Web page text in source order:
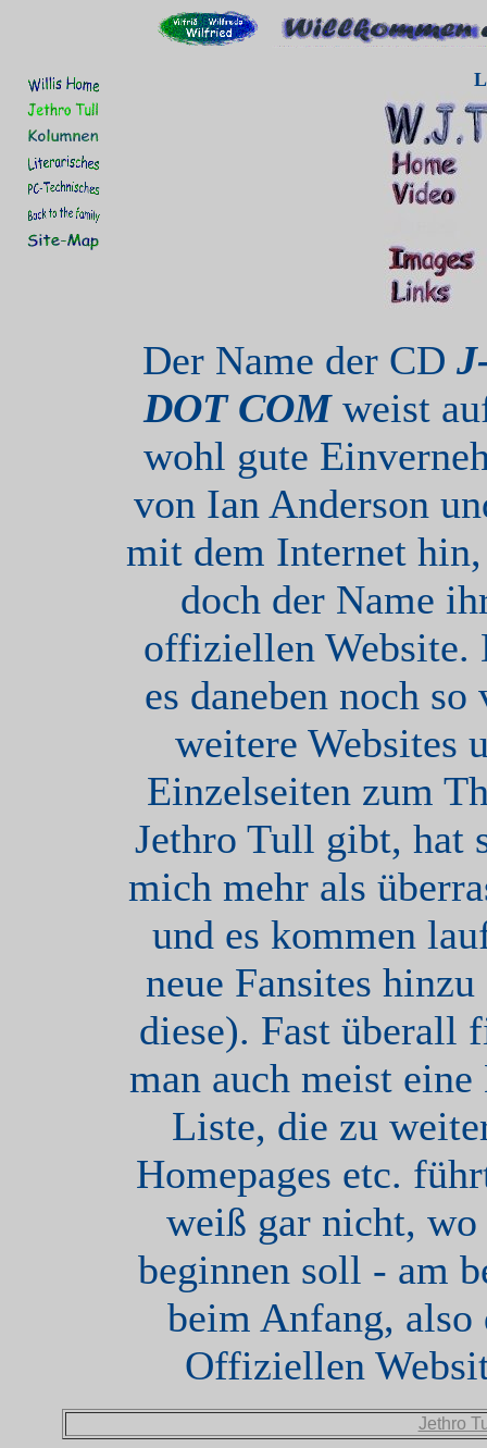
Der Name der CD
DOT COM weist
wohl gute
von Ian Anderson
mit dem Internet
doch der Name
offiziellen Website.
es daneben noch so
weitere Websites
Einzelseiten zum
Jethro Tull gibt, hat
mich mehr als
und es kommen
neue Fansites
diese). Fast überall
man auch meist
Liste, die zu
Homepages etc.
weiß gar nicht,
beginnen soll - am
beim Anfang, also
Offiziellen
Jethro